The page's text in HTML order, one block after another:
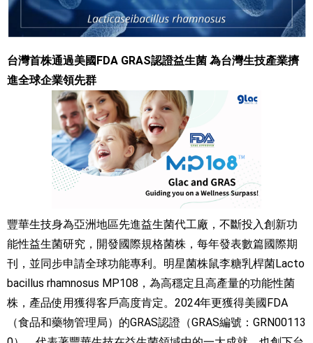
台灣首株通過美國FDA GRAS認證益生菌 為台灣生技產業擠
進全球企業領先群
豐華生技身為亞洲地區先進益生菌代工廠，不斷投入創新功
能性益生菌研究，開發國際規格菌株，每年發表數篇國際期
刊，並同步申請全球功能專利。明星菌株鼠李糖乳桿菌Lacto
bacillus rhamnosus MP108，為高穩定且高產量的功能性菌
株，產品使用獲得客戶高度肯定。2024年更獲得美國FDA
（食品和藥物管理局）的GRAS認證（GRAS編號：GRN00113